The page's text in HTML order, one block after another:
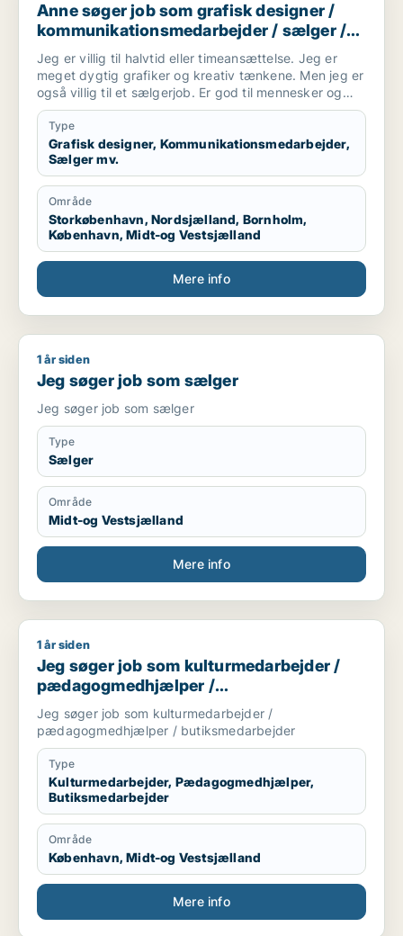
Anne søger job som grafisk designer /
kommunikationsmedarbejder / sælger /
kreativ medarbejder / børnepasser
Jeg er villig til halvtid eller timeansættelse. Jeg er
meget dygtig grafiker og kreativ tænkene. Men jeg er
også villig til et sælgerjob. Er god til mennesker og
folk kan lide mig. Jeg har tre børn og elsker dem. Så
tænker også evt. et job i en kreativ børnehave,
efterskole undervisning eller andet formidling vil jeg
være god til.
Type
Grafisk designer, Kommunikationsmedarbejder,
Sælger mv.
Område
Storkøbenhavn, Nordsjælland, Bornholm,
København, Midt-og Vestsjælland
Mere info
Jeg søger job som sælger
1 år siden
Jeg søger job som sælger
Jeg søger job som sælger
Type
Sælger
Område
Midt-og Vestsjælland
Mere info
Jeg søger job som kulturmedarbejder /
1 år siden
Jeg søger job som kulturmedarbejder /
pædagogmedhjælper /
butiksmedarbejder
Jeg søger job som kulturmedarbejder /
pædagogmedhjælper / butiksmedarbejder
Type
Kulturmedarbejder, Pædagogmedhjælper,
Butiksmedarbejder
Område
København, Midt-og Vestsjælland
Mere info